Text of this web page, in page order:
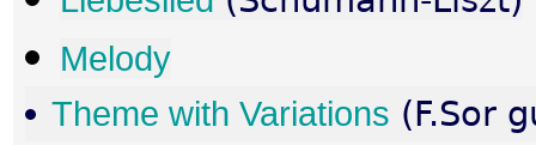
Melody
Theme with Variations (F.Sor